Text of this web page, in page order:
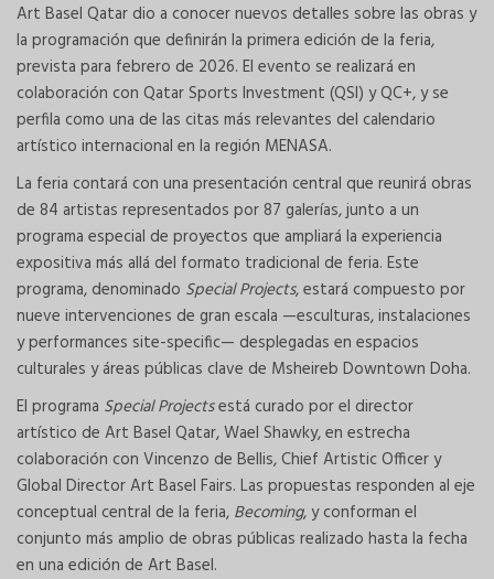
Art Basel Qatar dio a conocer nuevos detalles sobre las obras y
la programación que definirán la primera edición de la feria,
prevista para febrero de 2026. El evento se realizará en
colaboración con Qatar Sports Investment (QSI) y QC+, y se
perfila como una de las citas más relevantes del calendario
artístico internacional en la región MENASA.
La feria contará con una presentación central que reunirá obras
de 84 artistas representados por 87 galerías, junto a un
programa especial de proyectos que ampliará la experiencia
expositiva más allá del formato tradicional de feria. Este
programa, denominado Special Projects, estará compuesto por
nueve intervenciones de gran escala —esculturas, instalaciones
y performances site-specific— desplegadas en espacios
culturales y áreas públicas clave de Msheireb Downtown Doha.
El programa Special Projectsestá curado por el director
artístico de Art Basel Qatar, Wael Shawky, en estrecha
colaboración con Vincenzo de Bellis, Chief Artistic Officer y
Global Director Art Basel Fairs. Las propuestas responden al eje
conceptual central de la feria, Becoming, y conforman el
conjunto más amplio de obras públicas realizado hasta la fecha
en una edición de Art Basel.